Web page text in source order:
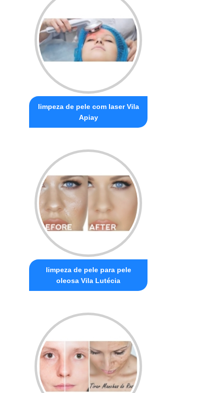
limpeza de pele com laser Vila
Apiay
limpeza de pele para pele
oleosa Vila Lutécia